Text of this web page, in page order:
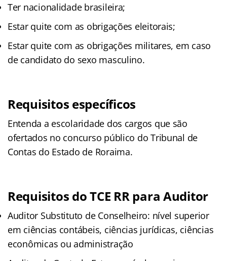
Ter nacionalidade brasileira;
Estar quite com as obrigações eleitorais;
Estar quite com as obrigações militares, em caso
de candidato do sexo masculino.
Requisitos específicos
Entenda a escolaridade dos cargos que são
ofertados no concurso público do Tribunal de
Contas do Estado de Roraima.
Requisitos do TCE RR para Auditor
Auditor Substituto de Conselheiro: nível superior
em ciências contábeis, ciências jurídicas, ciências
econômicas ou administração